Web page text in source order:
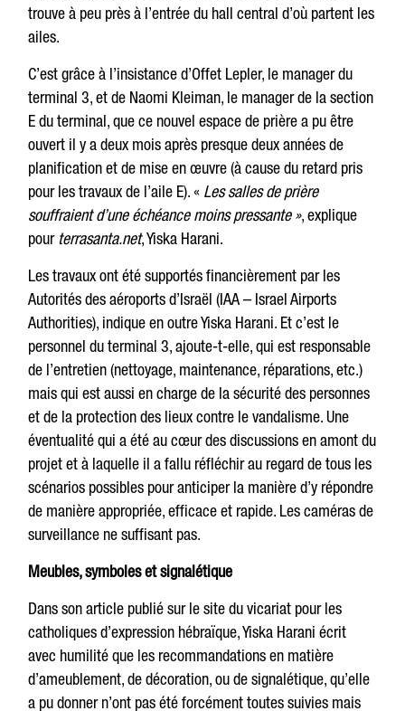
trouve à peu près à l’entrée du hall central d’où partent les
ailes.
C’est grâce à l’insistance d’Offet Lepler, le manager du
terminal 3, et de Naomi Kleiman, le manager de la section
E du terminal, que ce nouvel espace de prière a pu être
ouvert il y a deux mois après presque deux années de
planification et de mise en œuvre (à cause du retard pris
pour les travaux de l’aile E). « Les salles de prière
souffraient d’une échéance moins pressante », explique
pourterrasanta.net, Yiska Harani.
Les travaux ont été supportés financièrement par les
Autorités des aéroports d’Israël (IAA – Israel Airports
Authorities), indique en outre Yiska Harani. Et c’est le
personnel du terminal 3, ajoute-t-elle, qui est responsable
de l’entretien (nettoyage, maintenance, réparations, etc.)
mais qui est aussi en charge de la sécurité des personnes
et de la protection des lieux contre le vandalisme. Une
éventualité qui a été au cœur des discussions en amont du
projet et à laquelle il a fallu réfléchir au regard de tous les
scénarios possibles pour anticiper la manière d’y répondre
de manière appropriée, efficace et rapide. Les caméras de
surveillance ne suffisant pas.
Meubles, symboles et signalétique
Dans son article publié sur le site du vicariat pour les
catholiques d’expression hébraïque, Yiska Harani écrit
avec humilité que les recommandations en matière
d’ameublement, de décoration, ou de signalétique, qu’elle
a pu donner n’ont pas été forcément toutes suivies mais